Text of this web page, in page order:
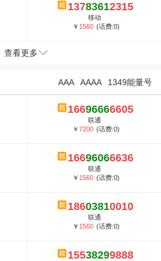
13783612315
移动
￥ 1560 (话费:0)
查看更多
1349能量号
AAAA
AAA
16696666605
联通
￥7200 (话费:0)
16696066636
联通
￥ 1560 (话费:0)
18603810010
联通
￥ 1560 (话费:0)
15538299888